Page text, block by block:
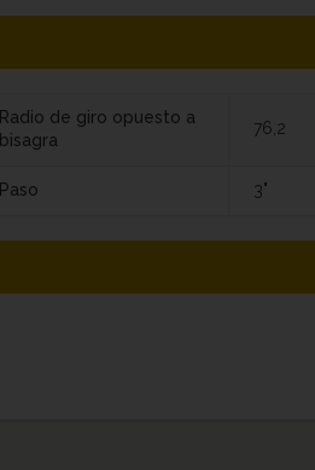
Radio de giro opuesto a
bisagra
76,2
Paso 3"